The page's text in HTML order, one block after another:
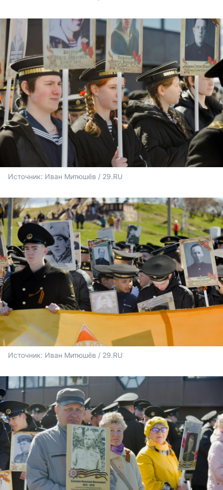
Источник: Иван Митюшёв / 29.RU
Источник: Иван Митюшёв / 29.RU